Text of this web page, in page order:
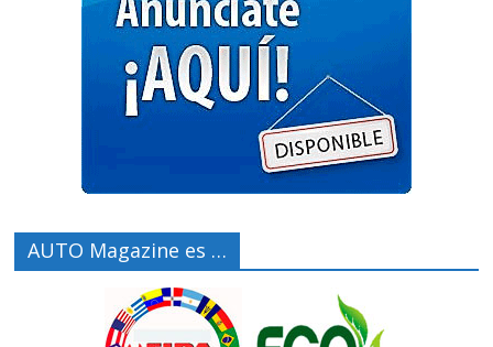
AUTO Magazine es …